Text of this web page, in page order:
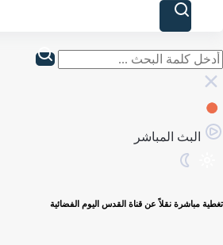
البث المباشر
تغطية مباشرة نقلاً عن قناة القدس اليوم الفضائية